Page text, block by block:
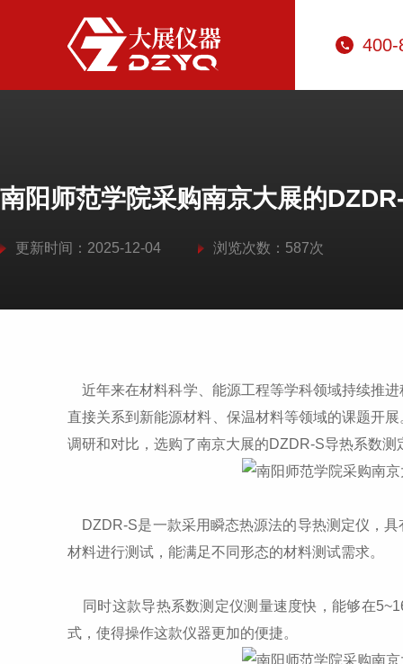
400-
南阳师范学院采购南京大展的
更新时间：2025-12-04 浏览次数：587次
近年来在材料科学、能源工程等学科领域持续推
直接关系到新能源材料、保温材料等领域的课题开
调研和对比，选购了南京大展的DZDR-S导热系数测
DZDR-S是一款采用瞬态热源法的导热测定仪，
材料进行测试，能满足不同形态的材料测试需求。
同时这款导热系数测定仪测量速度快，能够在
式，使得操作这款仪器更加的便捷。